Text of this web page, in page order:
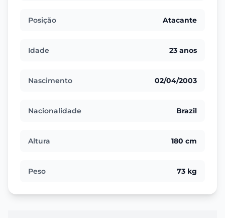
Posição Atacante
Idade 23 anos
Nascimento 02/04/2003
Nacionalidade Brazil
Altura 180 cm
Peso 73 kg